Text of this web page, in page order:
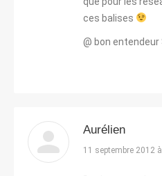
ces balises
@ bon entendeur
Aurélien
dit
11 septembre 2012